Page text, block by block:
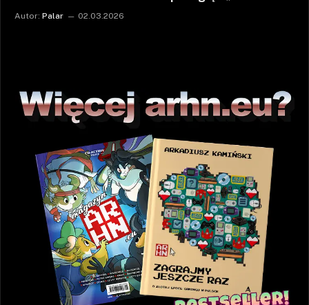
Autor: Palar 02.03.2026